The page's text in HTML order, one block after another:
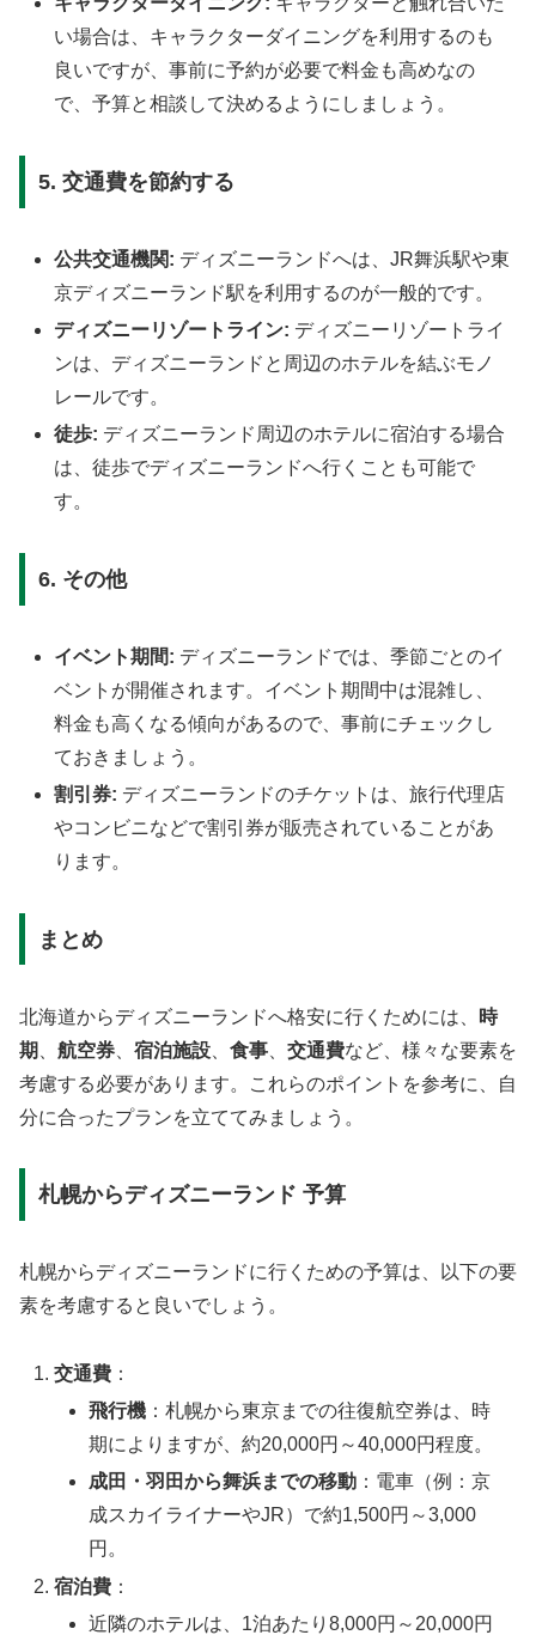
い場合は、キャラクターダイニングを利用するのも
良いですが、事前に予約が必要で料金も高めなの
で、予算と相談して決めるようにしましょう。
5. 交通費を節約する
公共交通機関: ディズニーランドへは、JR舞浜駅や東
京ディズニーランド駅を利用するのが一般的です。
ディズニーリゾートライン: ディズニーリゾートライ
ンは、ディズニーランドと周辺のホテルを結ぶモノ
レールです。
徒歩: ディズニーランド周辺のホテルに宿泊する場合
は、徒歩でディズニーランドへ行くことも可能で
す。
6. その他
イベント期間: ディズニーランドでは、季節ごとのイ
ベントが開催されます。イベント期間中は混雑し、
料金も高くなる傾向があるので、事前にチェックし
ておきましょう。
割引券: ディズニーランドのチケットは、旅行代理店
やコンビニなどで割引券が販売されていることがあ
ります。
まとめ
北海道からディズニーランドへ格安に行くためには、
時
期
航空券 宿泊施設 食事 交通費など、様々な要素を
考慮する必要があります。これらのポイントを参考に、自
分に合ったプランを立ててみましょう。
札幌からディズニーランド 予算
札幌からディズニーランドに行くための予算は、以下の要
素を考慮すると良いでしょう。
交通費 ：
飛行機 ：札幌から東京までの往復航空券は、時
期によりますが、約20,000円～40,000円程度。
成田・羽田から舞浜までの移動 ：電車（例：京
成スカイライナーやJR）で約1,500円～3,000
円。
宿泊費 ：
近隣のホテルは、1泊あたり8,000円～20,000円